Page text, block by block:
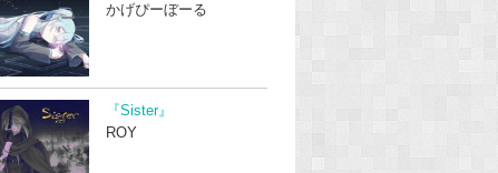
かげぴーぼーる
『Sister』
ROY